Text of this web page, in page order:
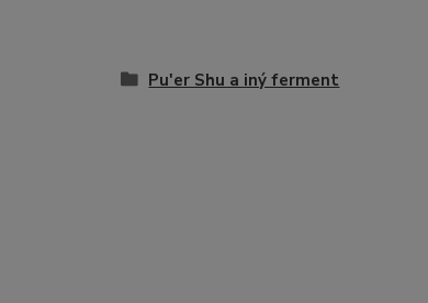
Pu'er Shu a iný ferment